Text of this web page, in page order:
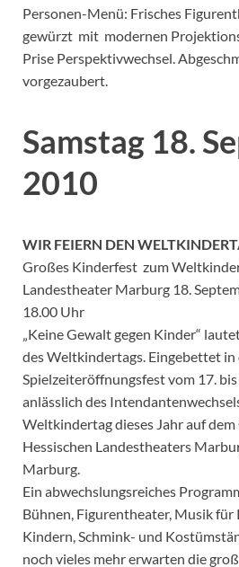
Personen-Menü: Frisches
gewürzt mit modernen
Prise Perspektivwechsel.
vorgezaubert.
Samstag 18.
2010
WIR FEIERN DEN
Großes Kinderfest zum
Landestheater Marburg 18.
18.00 Uhr
„Keine Gewalt gegen Kinder“
des Weltkindertags. Eingebettet in
Spielzeiteröffnungsfest vom 17.
anlässlich des
Weltkindertag dieses Jahr auf dem
Hessischen Landestheaters
Marburg.
Ein abwechslungsreiches
Bühnen, Figurentheater, Musik für
Kindern, Schmink- und
noch vieles mehr erwarten die